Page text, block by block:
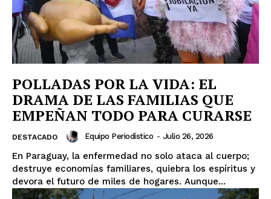
SUBSCRIBE NOW
Company
About
POLLADAS POR LA VIDA: EL
DRAMA DE LAS FAMILIAS QUE
EMPEÑAN TODO PARA CURARSE
DESTACADO Equipo Periodístico - Julio 26, 2026
En Paraguay, la enfermedad no solo ataca al cuerpo;
destruye economías familiares, quiebra los espíritus y
devora el futuro de miles de hogares. Aunque...